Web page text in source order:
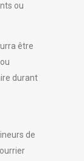
ou
être
durant
de